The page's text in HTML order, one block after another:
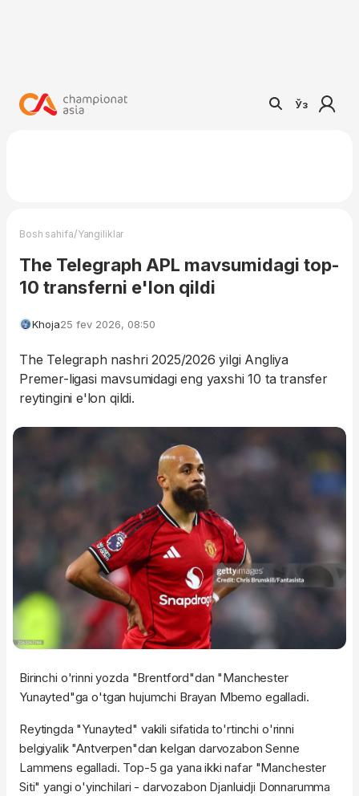
Ўз
Bosh sahifa/Yangiliklar
The Telegraph APL mavsumidagi top-
10 transferni e'lon qildi
Khoja25 fev 2026, 08:50
The Telegraph nashri 2025/2026 yilgi Angliya
Premer-ligasi mavsumidagi eng yaxshi 10 ta transfer
reytingini e'lon qildi.
Birinchi o'rinni yozda "Brentford"dan "Manchester
Yunayted"ga o'tgan hujumchi Brayan Mbemo egalladi.
Reytingda "Yunayted" vakili sifatida to'rtinchi o'rinni
belgiyalik "Antverpen"dan kelgan darvozabon Senne
Lammens egalladi. Top-5 ga yana ikki nafar "Manchester
Siti" yangi o'yinchilari - darvozabon Djanluidji Donnarumma